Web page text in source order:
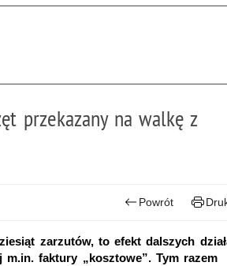
przekazany na walkę z
Powrót
zarzutów, to efekt dalszych
faktury „kosztowe”. Tym razem